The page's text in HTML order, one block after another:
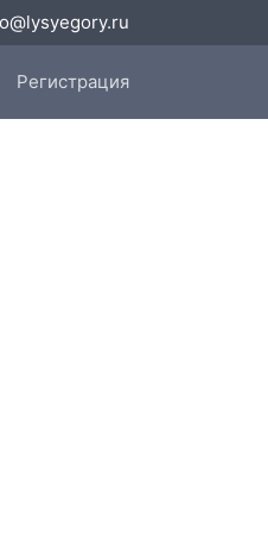
Регистрация